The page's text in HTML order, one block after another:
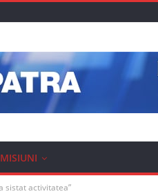
sistat activitatea”